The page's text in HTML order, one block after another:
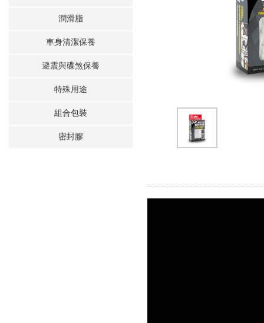
潤滑脂
車身清潔保養
避震與碟煞保養
特殊用途
組合包裝
密封膠